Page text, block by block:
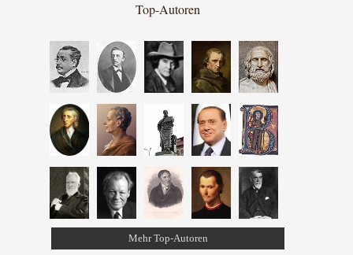
Top-Autoren
Mehr Top-Autoren